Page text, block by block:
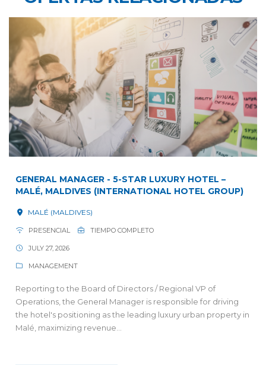
GENERAL MANAGER - 5-STAR LUXURY HOTEL –
MALÉ, MALDIVES (INTERNATIONAL HOTEL GROUP)
MALÉ (MALDIVES)
PRESENCIAL TIEMPO COMPLETO
JULY 27, 2026
MANAGEMENT
Reporting to the Board of Directors / Regional VP of
Operations, the General Manager is responsible for driving
the hotel's positioning as the leading luxury urban property in
Malé, maximizing revenue...